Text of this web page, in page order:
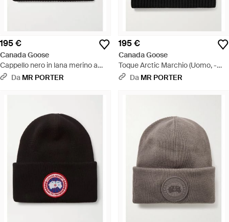
195 €
Canada Goose
Cappello nero in lana merino a
coste
Da MR PORTER
195 €
Canada Goose
Toque Arctic Marchio (Uomo, -
NeroDa MR PORTER